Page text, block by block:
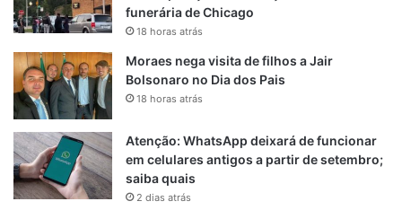
funerária de Chicago
18 horas atrás
Moraes nega visita de filhos a Jair
Bolsonaro no Dia dos Pais
18 horas atrás
Atenção: WhatsApp deixará de funcionar
em celulares antigos a partir de setembro;
saiba quais
2 dias atrás